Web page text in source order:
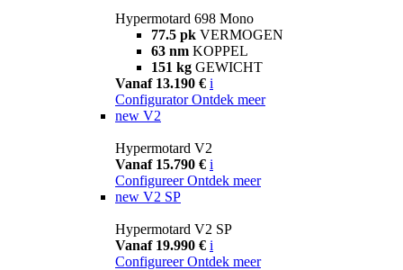
Hypermotard 698 Mono
77.5 pk VERMOGEN
63 nm KOPPEL
151 kg GEWICHT
Vanaf 13.190 € i
Configurator Ontdek meer
new V2
Hypermotard V2
Vanaf 15.790 € i
Configureer Ontdek meer
new V2 SP
Hypermotard V2 SP
Vanaf 19.990 € i
Configureer Ontdek meer